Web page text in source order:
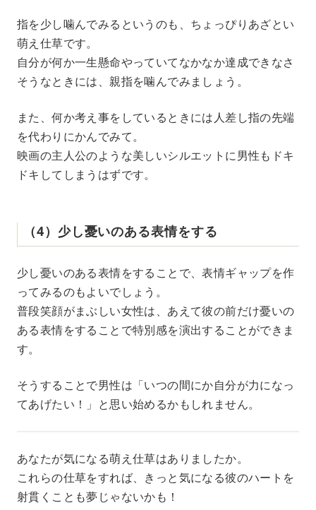
指を少し噛んでみるというのも、ちょっぴりあざとい
萌え仕草です。
自分が何か一生懸命やっていてなかなか達成できなさ
そうなときには、親指を噛んでみましょう。
また、何か考え事をしているときには人差し指の先端
を代わりにかんでみて。
映画の主人公のような美しいシルエットに男性もドキ
ドキしてしまうはずです。
（4）少し憂いのある表情をする
少し憂いのある表情をすることで、表情ギャップを作
ってみるのもよいでしょう。
普段笑顔がまぶしい女性は、あえて彼の前だけ憂いの
ある表情をすることで特別感を演出することができま
す。
そうすることで男性は「いつの間にか自分が力になっ
てあげたい！」と思い始めるかもしれません。
あなたが気になる萌え仕草はありましたか。
これらの仕草をすれば、きっと気になる彼のハートを
射貫くことも夢じゃないかも！